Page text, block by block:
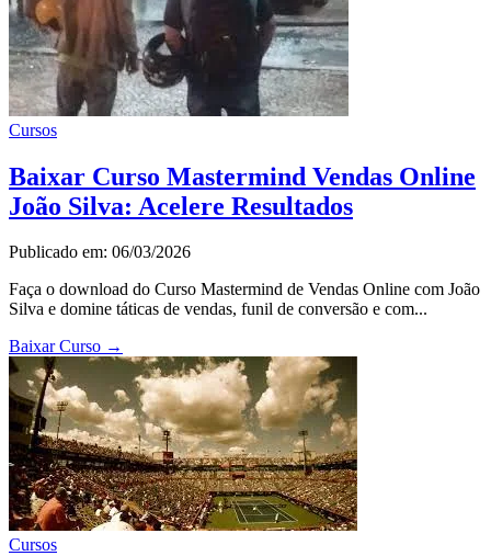
Cursos
Baixar Curso Mastermind Vendas Online
João Silva: Acelere Resultados
Publicado em: 06/03/2026
Faça o download do Curso Mastermind de Vendas Online com João
Silva e domine táticas de vendas, funil de conversão e com...
Baixar Curso →
Cursos